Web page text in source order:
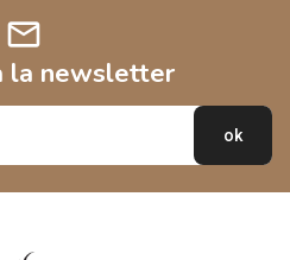
mail
la newsletter